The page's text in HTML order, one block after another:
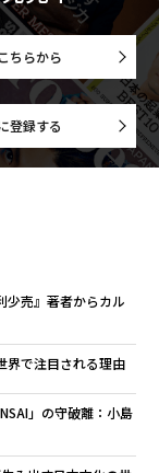
ちらから
登録する
売』著者からカル
界で注目される理由
」の守破離：小島